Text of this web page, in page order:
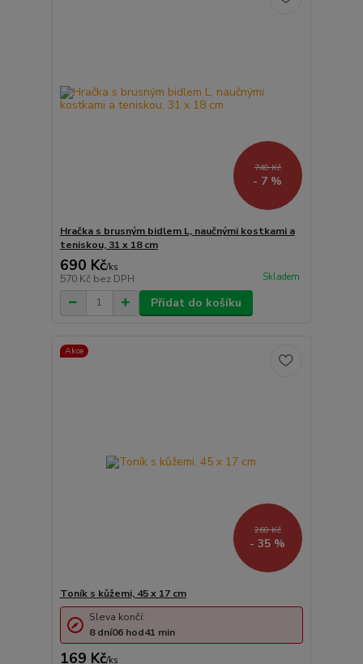
740 Kč
- 7 %
Hračka s brusným bidlem L, naučnými kostkami a
teniskou, 31 x 18 cm
690 Kč/ks
570 Kč bez DPH Skladem
Přidat do košíku
Akce
260 Kč
- 35 %
Toník s kůžemi, 45 x 17 cm
169 Kč/ks
Sleva končí:
8 dní06 hod41 min